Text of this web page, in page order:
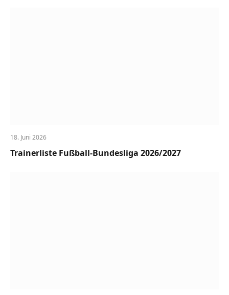
18. Juni 2026
Trainerliste Fußball-Bundesliga 2026/2027